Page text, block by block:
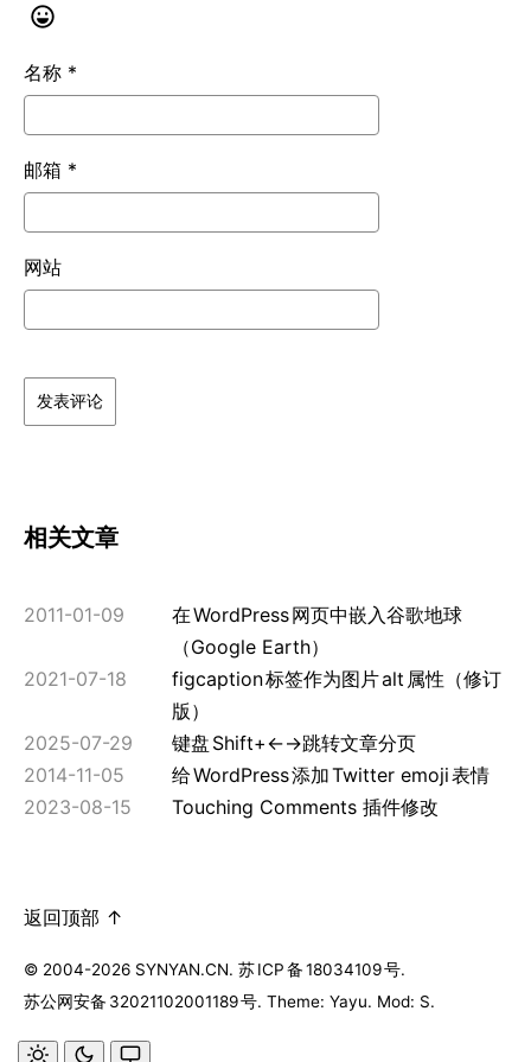
名称 *
邮箱 *
网站
相关文章
2011-01-09 在WordPress网页中嵌入谷歌地球
（Google Earth）
2021-07-18
figcaption标签作为图片alt 属性（修订
版）
2025-07-29
键盘 Shift+←→跳转文章分页
2014-11-05
给WordPress添加Twitter emoji表情
2023-08-15
Touching Comments 插件修改
返回顶部 ↑
© 2004-2026 SYNYAN.CN. 苏ICP备18034109号.
苏公网安备 32021102001189号. Theme: Yayu. Mod: S.